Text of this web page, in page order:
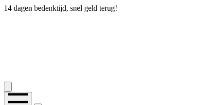
14 dagen bedenktijd, snel geld terug!